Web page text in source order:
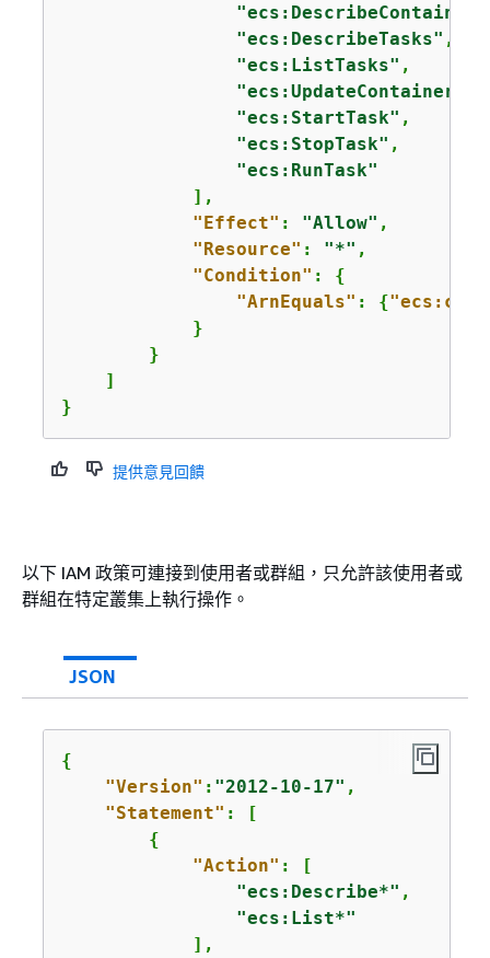
"ecs:DescribeTasks" ,
"ecs:ListTasks" ,
"ecs:StartTask" ,
"ecs:StopTask" ,
"ecs:RunTask"
            ],
"Effect" : "Allow" ,
"Resource" : "*" ,
"Condition" : {
"ArnEquals" : {
            }
        }
    ]
}
提供意見回饋
以下 IAM 政策可連接到使用者或群組，只允許該使用者或
群組在特定叢集上執行操作。
JSON
{
"Version" : "2012-10-17" ,
"Statement" : [
{
"Action" : [
"ecs:Describe*" ,
"ecs:List*"
            ],